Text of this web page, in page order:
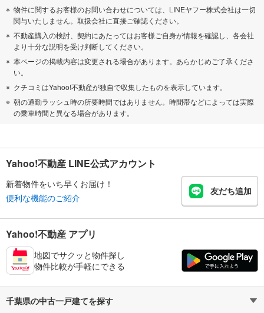
物件に関するお客様のお問い合わせについては、LINEヤフー株式会社は一切
関与いたしません。取扱会社に直接ご確認ください。
不動産購入の検討、契約にあたってはお客様ご自身が情報を確認し、各会社
より十分な説明を受け判断してください。
本ページの掲載内容は変更される場合があります。あらかじめご了承くださ
い。
クチコミはYahoo!不動産が独自で収集したものを表示しています。
朝の通勤ラッシュ時の所要時間ではありません。時間帯などによっては実際
の乗車時間と異なる場合があります。
Yahoo!不動産 LINE公式アカウント
新着物件をいち早くお届け！
便利な機能のご紹介
友だち追加
Yahoo!不動産 アプリ
地図でサクッと物件探し
物件比較が手軽にできる
千葉県の中古一戸建てを探す